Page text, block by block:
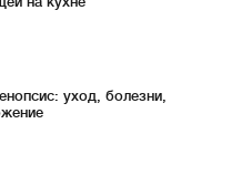
уход, болезни,